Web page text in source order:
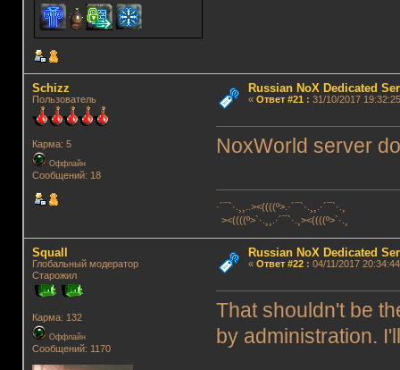
Schizz
Пользователь
Карма: 5
Оффлайн
Сообщений: 18
Russian NoX Dedicated
« Ответ #21: 31/10/2017
NoxWorld server
·´¯`·.¸¸..><((((º>.·´¯`·.¸¸.·´¯`·.¸
><((((º>`·.¸¸.·´¯`·.¸><((((º>`·.¸
Squall
Глобальный модератор
Старожил
Карма: 132
Оффлайн
Сообщений: 1170
Russian NoX Dedicated
« Ответ #22: 04/11/2017
That shouldn't be
by administration.